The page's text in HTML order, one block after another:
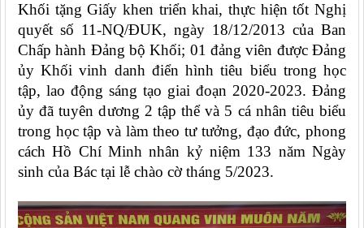
Khối tặng Giấy khen triển khai, thực hiện tốt Nghị
quyết số 11-NQ/ĐUK, ngày 18/12/2013 của Ban
Chấp hành Đảng bộ Khối; 01 đảng viên được Đảng
ủy Khối vinh danh điển hình tiêu biểu trong học
tập, lao động sáng tạo giai đoạn 2020-2023. Đảng
ủy đã tuyên dương 2 tập thể và 5 cá nhân tiêu biểu
trong học tập và làm theo tư tưởng, đạo đức, phong
cách Hồ Chí Minh nhân kỷ niệm 133 năm Ngày
sinh của Bác tại lễ chào cờ tháng 5/2023.